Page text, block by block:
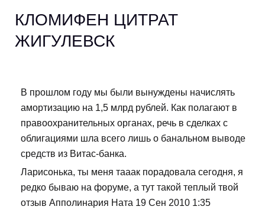
КЛОМИФЕН ЦИТРАТ
ЖИГУЛЕВСК
В прошлом году мы были вынуждены начислять
амортизацию на 1,5 млрд рублей. Как полагают в
правоохранительных органах, речь в сделках с
облигациями шла всего лишь о банальном выводе
средств из Витас-банка.
Ларисонька, ты меня тааак порадовала сегодня, я
редко бываю на форуме, а тут такой теплый твой
отзыв Апполинария Ната 19 Сен 2010 1:35